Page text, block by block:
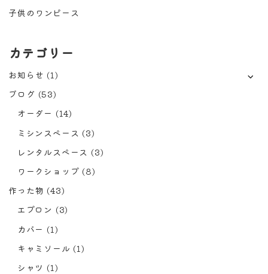
子供のワンピース
カテゴリー
お知らせ (1)
ブログ (53)
オーダー (14)
ミシンスペース (3)
レンタルスペース (3)
ワークショップ (8)
作った物 (43)
エプロン (3)
カバー (1)
キャミソール (1)
シャツ (1)